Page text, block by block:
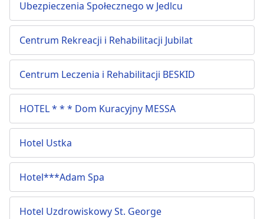
Ubezpieczenia Społecznego w Jedlcu
Centrum Rekreacji i Rehabilitacji Jubilat
Centrum Leczenia i Rehabilitacji BESKID
HOTEL * * * Dom Kuracyjny MESSA
Hotel Ustka
Hotel***Adam Spa
Hotel Uzdrowiskowy St. George